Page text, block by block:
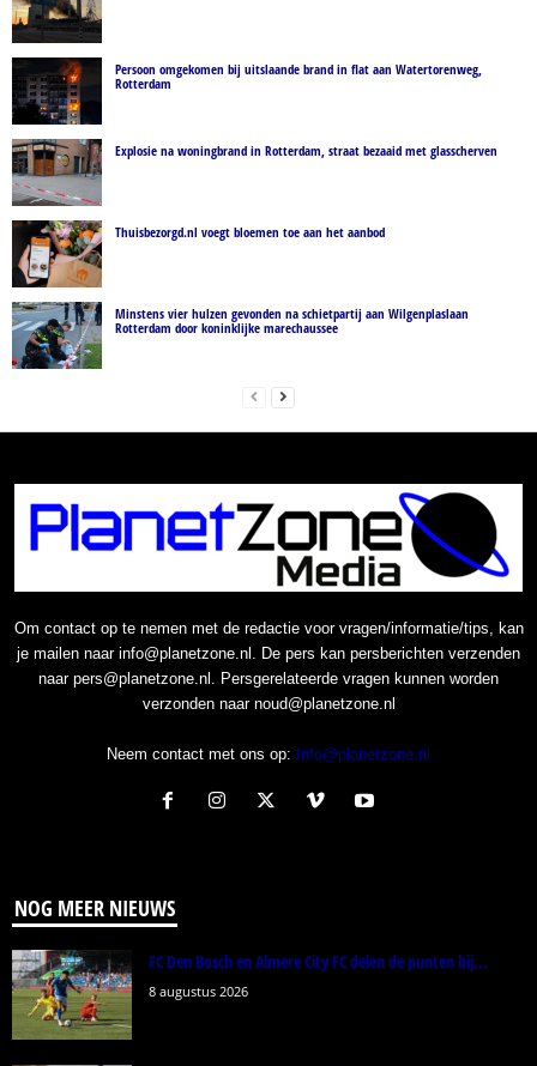
Persoon omgekomen bij uitslaande brand in flat aan Watertorenweg,
Rotterdam
Explosie na woningbrand in Rotterdam, straat bezaaid met glasscherven
Thuisbezorgd.nl voegt bloemen toe aan het aanbod
Minstens vier hulzen gevonden na schietpartij aan Wilgenplaslaan
Rotterdam door koninklijke marechaussee
Om contact op te nemen met de redactie voor vragen/informatie/tips, kan
je mailen naar info@planetzone.nl. De pers kan persberichten verzenden
naar pers@planetzone.nl. Persgerelateerde vragen kunnen worden
verzonden naar noud@planetzone.nl
Neem contact met ons op: Info@planetzone.nl
NOG MEER NIEUWS
FC Den Bosch en Almere City FC delen de punten bij...
8 augustus 2026